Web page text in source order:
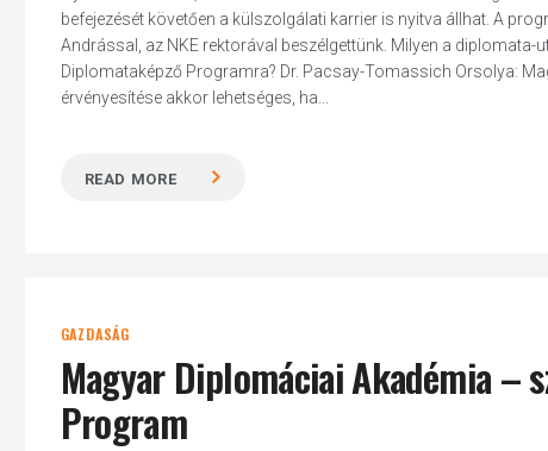
befejezését követően a külszolgálati karrier is nyitva állhat. A
Andrással, az NKE rektorával beszélgettünk. Milyen a
Diplomataképző Programra? Dr. Pacsay-Tomassich Orsolya:
érvényesítése akkor lehetséges, ha...
READ MORE
GAZDASÁG
Magyar Diplomáciai Akadémia –
Program